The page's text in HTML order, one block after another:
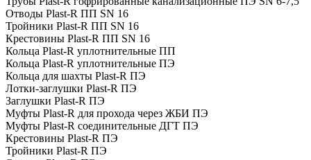
Отводы Plast-R ПП SN 16
Тройники Plast-R ПП SN 16
Крестовины Plast-R ПП SN 16
Кольца Plast-R уплотнительные ПП
Кольца Plast-R уплотнительные ПЭ
Кольца для шахты Plast-R ПЭ
Лотки-заглушки Plast-R ПЭ
Заглушки Plast-R ПЭ
Муфты Plast-R для прохода через ЖБИ ПЭ
Муфты Plast-R соединительные ДГТ ПЭ
Крестовины Plast-R ПЭ
Тройники Plast-R ПЭ